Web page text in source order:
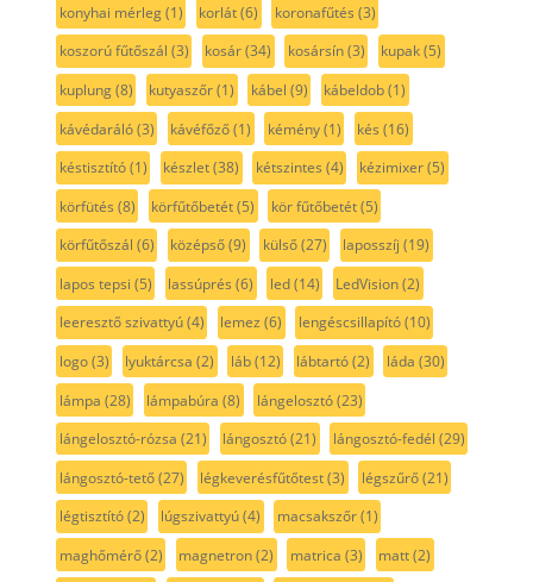
konyhai mérleg(1) korlát(6) koronafűtés (3)
koszorú fűtőszál (3) kosár(34) kosársín(3) kupak(5)
kuplung(8) kutyaszőr(1) kábel (9) kábeldob(1)
kávédaráló(3) kávéfőző(1) kémény(1) kés (16)
késtisztító(1) készlet(38) kétszintes (4) kézimixer(5)
körfütés (8) körfűtőbetét(5) kör fűtőbetét(5)
körfűtőszál (6) középső(9) külső(27) laposszíj (19)
lapos tepsi (5) lassúprés (6) led(14) LedVision(2)
leeresztő szivattyú(4) lemez (6) lengéscsillapító(10)
logo(3) lyuktárcsa (2) láb(12) lábtartó(2) láda (30)
lámpa (28) lámpabúra (8) lángelosztó(23)
lángelosztó-rózsa (21) lángosztó(21) lángosztó-fedél (29)
lángosztó-tető(27) légkeverésfűtőtest(3) légszűrő(21)
légtisztító(2) lúgszivattyú(4) macsakszőr(1)
maghőmérő(2) magnetron(2) matrica (3) matt(2)